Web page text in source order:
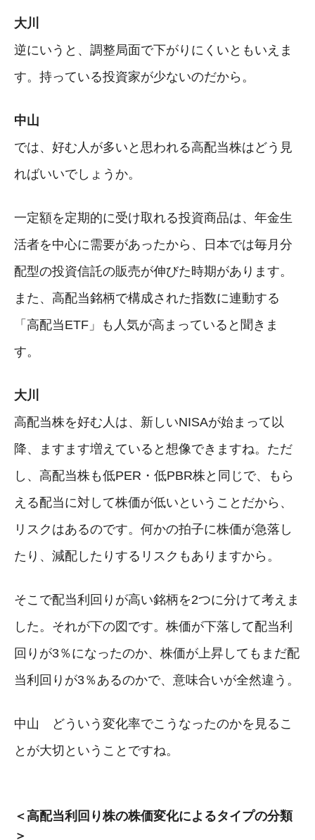
大川
逆にいうと、調整局面で下がりにくいともいえま
す。持っている投資家が少ないのだから。
中山
では、好む人が多いと思われる高配当株はどう見
ればいいでしょうか。
一定額を定期的に受け取れる投資商品は、年金生
活者を中心に需要があったから、日本では毎月分
配型の投資信託の販売が伸びた時期があります。
また、高配当銘柄で構成された指数に連動する
「高配当ETF」も人気が高まっていると聞きま
す。
大川
高配当株を好む人は、新しいNISAが始まって以
降、ますます増えていると想像できますね。ただ
し、高配当株も低PER・低PBR株と同じで、もら
える配当に対して株価が低いということだから、
リスクはあるのです。何かの拍子に株価が急落し
たり、減配したりするリスクもありますから。
そこで配当利回りが高い銘柄を2つに分けて考えま
した。それが下の図です。株価が下落して配当利
回りが3％になったのか、株価が上昇してもまだ配
当利回りが3％あるのかで、意味合いが全然違う。
中山 どういう変化率でこうなったのかを見るこ
とが大切ということですね。
＜高配当利回り株の株価変化によるタイプの分類
＞